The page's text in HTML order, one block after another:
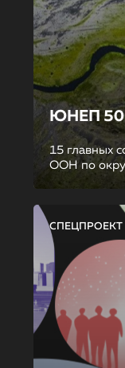
ЮНЕП 50
15 главных
ООН по
СПЕЦПРОЕКТ